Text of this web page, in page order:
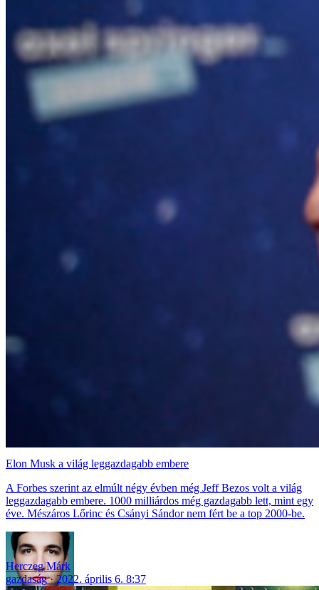
Elon Musk a világ leggazdagabb embere
A Forbes szerint az elmúlt négy évben még Jeff Bezos volt a világ
leggazdagabb embere. 1000 milliárdos még gazdagabb lett, mint egy
éve. Mészáros Lőrinc és Csányi Sándor nem fért be a top 2000-be.
Herczeg Márk
gazdaság
2022. április 6. 8:37